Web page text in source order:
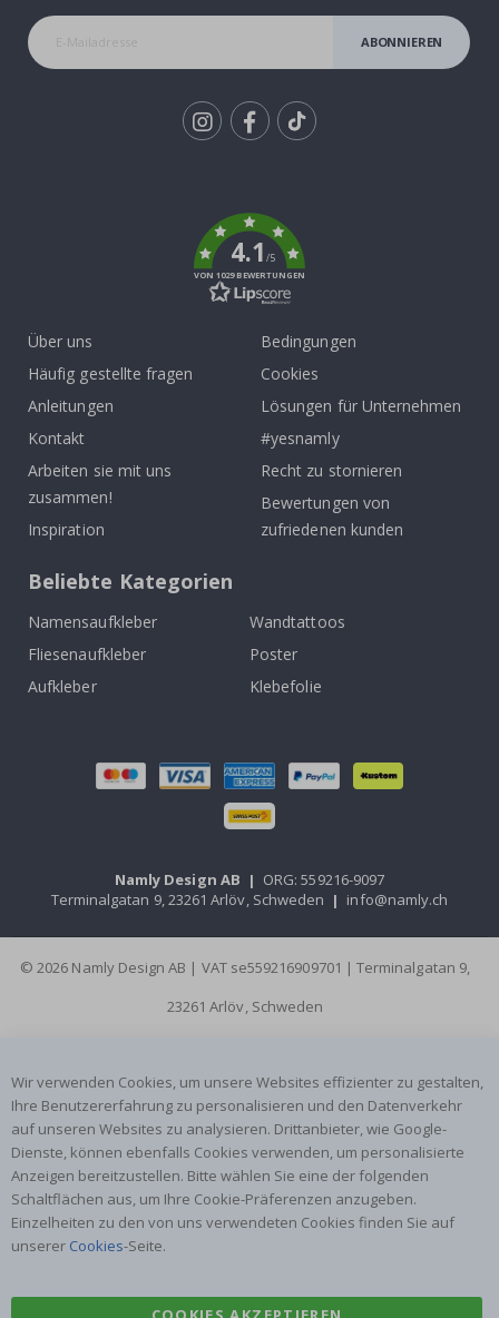
ABONNIEREN
4.1/5
VON 1029 BEWERTUNGEN
Über uns
Häufig gestellte fragen
Anleitungen
Kontakt
Arbeiten sie mit uns
zusammen!
Inspiration
Bedingungen
Cookies
Lösungen für Unternehmen
#yesnamly
Recht zu stornieren
Bewertungen von
zufriedenen kunden
Beliebte Kategorien
Namensaufkleber
Wandtattoos
Fliesenaufkleber
Poster
Aufkleber
Klebefolie
Namly Design AB | ORG: 559216-9097
Terminalgatan 9, 23261 Arlöv, Schweden | info@namly.ch
© 2026 Namly Design AB | VAT se559216909701 | Terminalgatan 9,
23261 Arlöv, Schweden
Wir verwenden Cookies, um unsere Websites effizienter zu gestalten,
Ihre Benutzererfahrung zu personalisieren und den Datenverkehr
auf unseren Websites zu analysieren. Drittanbieter, wie Google-
Dienste, können ebenfalls Cookies verwenden, um personalisierte
Anzeigen bereitzustellen. Bitte wählen Sie eine der folgenden
Schaltflächen aus, um Ihre Cookie-Präferenzen anzugeben.
Einzelheiten zu den von uns verwendeten Cookies finden Sie auf
unserer Cookies-Seite.